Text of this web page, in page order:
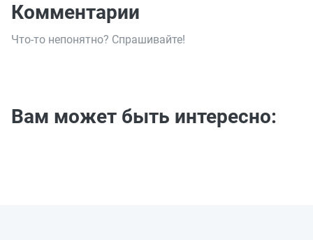
Комментарии
Что-то непонятно? Спрашивайте!
Вам может быть интересно: